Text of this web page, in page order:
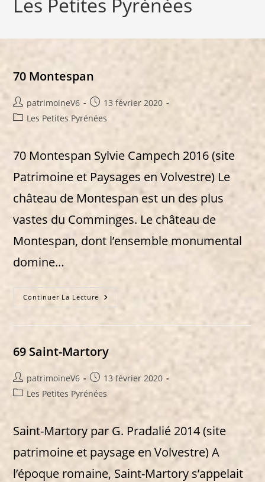
70 Montespan
Auteur/autrice
de
patrimoineV6
Publication
publiée :
13 février 2020
PostLes Petites Pyrénées
70 Montespan Sylvie Campech 2016 (site
Patrimoine et Paysages en Volvestre) Le
château de Montespan est un des plus
vastes du Comminges. Le château de
Montespan, dont l’ensemble monumental
domine…
Continuer La Lecture 70
Montespan
69 Saint-Martory
Auteur/autrice
de
patrimoineV6
Publication
publiée :
13 février 2020
PostLes Petites Pyrénées
Saint-Martory par G. Pradalié 2014 (site
patrimoine et paysage en Volvestre) A
l’époque romaine, Saint-Martory s’appelait